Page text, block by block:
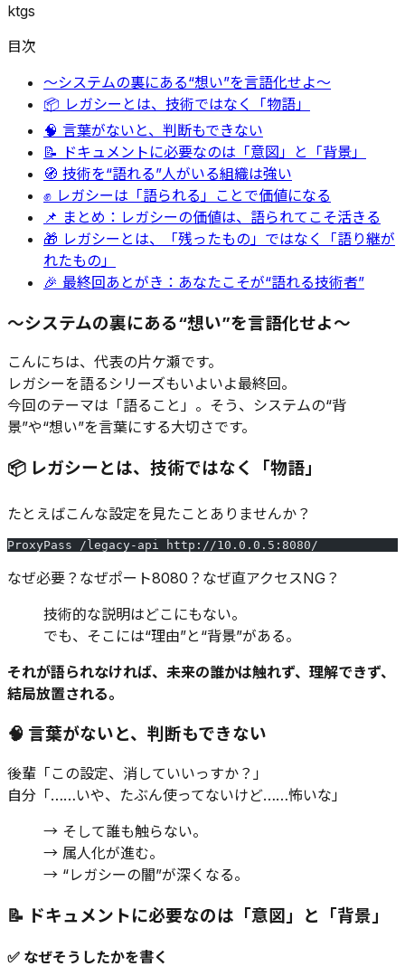
ktgs
目次
〜システムの裏にある“想い”を言語化せよ〜
📦 レガシーとは、技術ではなく「物語」
🧠 言葉がないと、判断もできない
📝 ドキュメントに必要なのは「意図」と「背景」
🧭 技術を“語れる”人がいる組織は強い
✊ レガシーは「語られる」ことで価値になる
📌 まとめ：レガシーの価値は、語られてこそ活きる
🎁 レガシーとは、「残ったもの」ではなく「語り継が
れたもの」
🎉 最終回あとがき：あなたこそが“語れる技術者”
〜システムの裏にある“想い”を言語化せよ〜
こんにちは、代表の片ケ瀬です。
レガシーを語るシリーズもいよいよ最終回。
今回のテーマは「語ること」。そう、システムの“背
景”や“想い”を言葉にする大切さです。
📦 レガシーとは、技術ではなく「物語」
たとえばこんな設定を見たことありませんか？
ProxyPass /legacy-api http://10.0.0.5:8080/
なぜ必要？なぜポート8080？なぜ直アクセスNG？
技術的な説明はどこにもない。
でも、そこには“理由”と“背景”がある。
それが語られなければ、未来の誰かは触れず、理解できず、
結局放置される。
🧠 言葉がないと、判断もできない
後輩「この設定、消していいっすか？」
自分「……いや、たぶん使ってないけど……怖いな」
→ そして誰も触らない。
→ 属人化が進む。
→ “レガシーの闇”が深くなる。
📝 ドキュメントに必要なのは「意図」と「背景」
✅ なぜそうしたかを書く